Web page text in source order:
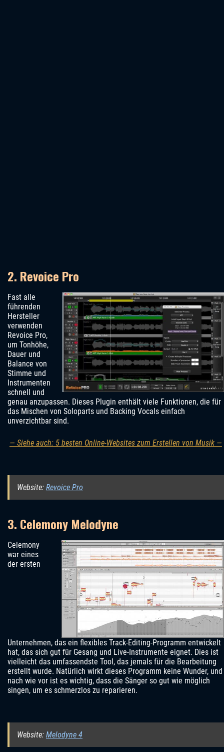
2. Revoice Pro
Fast alle
führenden
Hersteller
verwenden
Revoice Pro,
um Tonhöhe,
Dauer und
Balance von
Stimme und
Instrumenten
schnell und
genau anzupassen. Dieses Plugin enthält viele Funktionen, die für
das Mischen von Soloparts und Backing Vocals einfach
unverzichtbar sind.
— Siehe auch: 5 besten Online-Websites zum Erstellen von Musik —
Website: Revoice Pro
3. Celemony Melodyne
Celemony
war eines
der ersten
Unternehmen, das ein flexibles Track-Editing-Programm entwickelt
hat, das sich gut für Gesang und Live-Instrumente eignet. Dies ist
vielleicht das umfassendste Tool, das jemals für die Bearbeitung
erstellt wurde. Natürlich wirkt dieses Programm keine Wunder, und
nach wie vor ist es wichtig, dass die Sänger so gut wie möglich
singen, um es schmerzlos zu reparieren.
Website: Melodyne 4